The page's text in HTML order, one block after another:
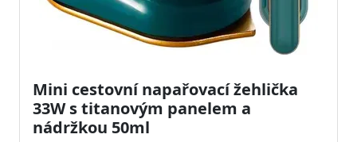
Mini cestovní napařovací žehlička
33W s titanovým panelem a
nádržkou 50ml